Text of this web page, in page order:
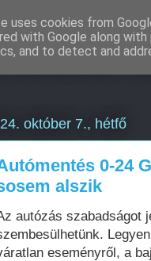
október 7., hétfő
0-24
alszik
autózás szabadságot
eseményről, a
uses cookies from
with Google along
and to detect and